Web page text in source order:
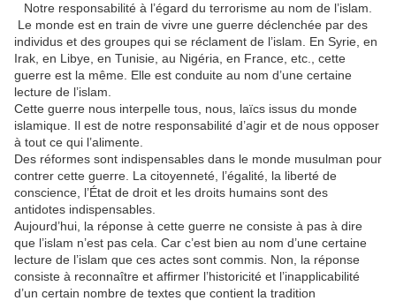
Notre responsabilité à l’égard du terrorisme au nom de l’islam.
Le monde est en train de vivre une guerre déclenchée par des
individus et des groupes qui se réclament de l’islam. En Syrie, en
Irak, en Libye, en Tunisie, au Nigéria, en France, etc., cette
guerre est la même. Elle est conduite au nom d’une certaine
lecture de l’islam.
Cette guerre nous interpelle tous, nous, laïcs issus du monde
islamique. Il est de notre responsabilité d’agir et de nous opposer
à tout ce qui l’alimente.
Des réformes sont indispensables dans le monde musulman pour
contrer cette guerre. La citoyenneté, l’égalité, la liberté de
conscience, l’État de droit et les droits humains sont des
antidotes indispensables.
Aujourd’hui, la réponse à cette guerre ne consiste à pas à dire
que l’islam n’est pas cela. Car c’est bien au nom d’une certaine
lecture de l’islam que ces actes sont commis. Non, la réponse
consiste à reconnaître et affirmer l’historicité et l’inapplicabilité
d’un certain nombre de textes que contient la tradition